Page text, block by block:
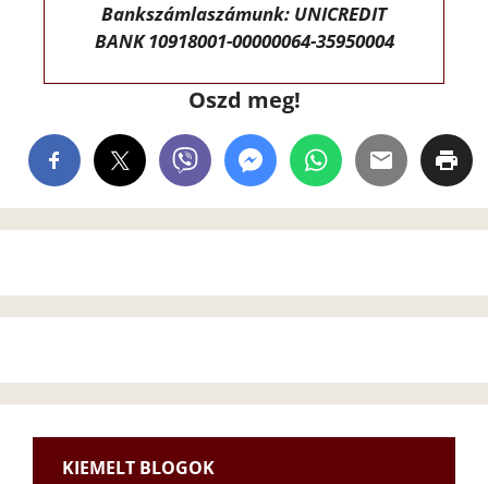
Bankszámlaszámunk: UNICREDIT
BANK 10918001-00000064-35950004
Oszd meg!
KIEMELT BLOGOK